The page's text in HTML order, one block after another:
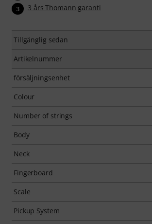
3 3 års Thomann garanti
Tillgänglig sedan
Artikelnummer
försäljningsenhet
Colour
Number of strings
Body
Neck
Fingerboard
Scale
Pickup System